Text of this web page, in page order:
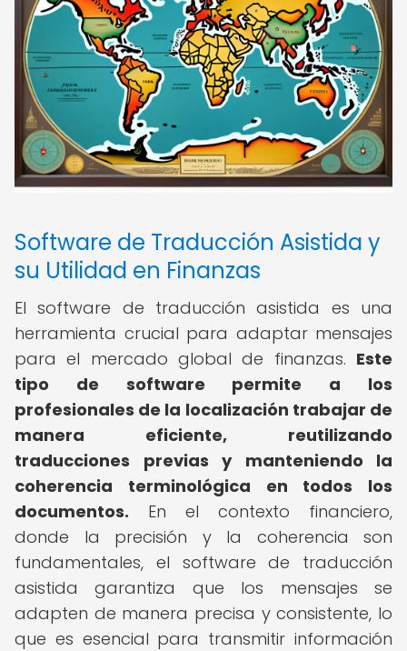
Software de Traducción Asistida y
su Utilidad en Finanzas
El software de traducción asistida es una
herramienta crucial para adaptar mensajes
para el mercado global de finanzas. Este
tipo de software permite a los
profesionales de la localización trabajar de
manera eficiente, reutilizando
traducciones previas y manteniendo la
coherencia terminológica en todos los
documentos. En el contexto financiero,
donde la precisión y la coherencia son
fundamentales, el software de traducción
asistida garantiza que los mensajes se
adapten de manera precisa y consistente, lo
que es esencial para transmitir información